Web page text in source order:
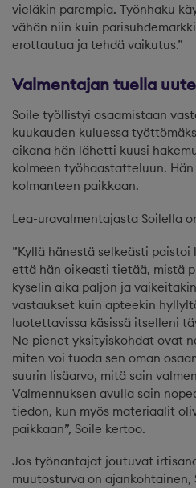
vieläkin parempia. Työnhaku
vähän niin kuin
erottautua ja tehdä vaikutus.”
Valmentajan tuella
Soile työllistyi osaamistaan
kuukauden kuluessa
aikana hän lähetti kuusi
kolmeen työhaastatteluun.
kolmanteen paikkaan.
Lea-uravalmentajasta Soilella
”Kyllä hänestä selkeästi
että hän oikeasti tietää, mistä
kyselin aika paljon ja
vastaukset kuin apteekin
luotettavissa käsissä itselleni
Ne pienet yksityiskohdat ovat
miten voi tuoda sen oman
suurin lisäarvo, mitä sain
Valmennuksen avulla sain
tiedon, kun myös materiaalit
paikkaan”, Soile kertoo.
Jos työnantajat joutuvat
muutosturva on ajankohtainen,